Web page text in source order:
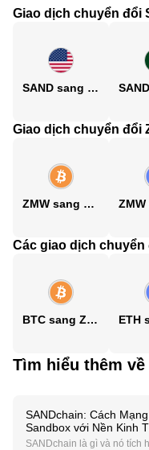
Giao dịch chuyển đổi
SAND sang USD
Giao dịch chuyển đổi
ZMW sang BTC
Các giao dịch chuyển
BTC sang ZMW
Tìm hiểu thêm về
SANDchain: Cách
Sandbox với Nền Kinh
Hỗ Trợ Bởi Caldera
SANDchain là gì và nó tích